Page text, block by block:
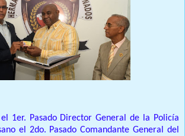
el 1er. Pasado Director General de la Policía
el 2do. Pasado Comandante General del